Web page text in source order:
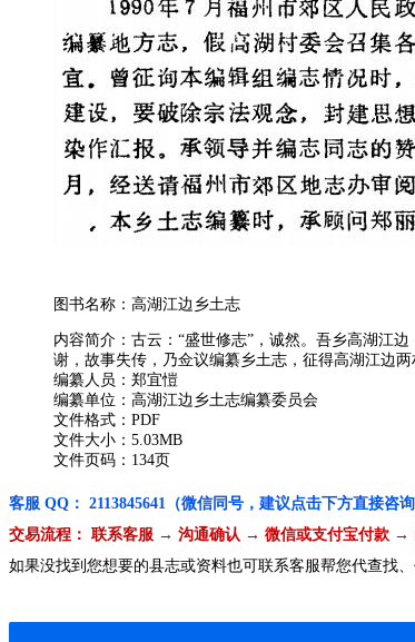
图书名称：高湖江边乡土志
内容简介：古云：“盛世修志”，诚然。吾乡高湖江
谢，故事失传，乃佥议编纂乡土志，征得高湖江边
编纂人员：郑宜愷
编纂单位：高湖江边乡土志编纂委员会
文件格式：PDF
文件大小：5.03MB
文件页码：134页
客服 QQ： 2113845641（微信同号，建议点击下方直接咨询
交易流程： 联系客服 → 沟通确认 → 微信或支付宝付款 →
如果没找到您想要的县志或资料也可联系客服帮您代查找